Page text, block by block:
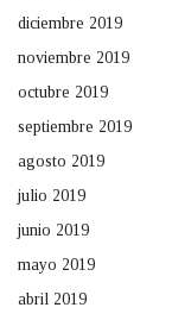
diciembre 2019
noviembre 2019
octubre 2019
septiembre 2019
agosto 2019
julio 2019
junio 2019
mayo 2019
abril 2019